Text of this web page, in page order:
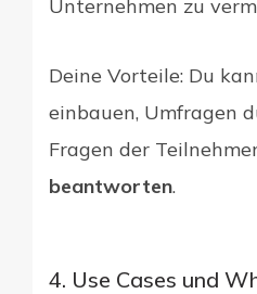
Unternehmen zu
Deine Vorteile: Du
einbauen, Umfragen
Fragen der
beantworten.
4. Use Cases und